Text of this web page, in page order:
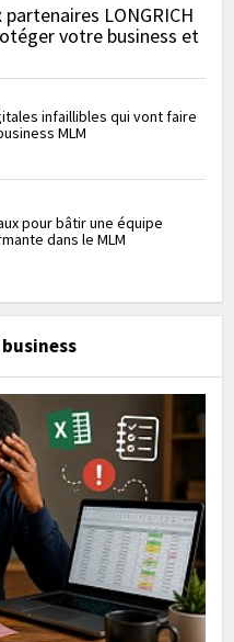
LONGRICH
votre business et
infaillibles qui vont faire
MLM
pour bâtir une équipe
dans le MLM
business